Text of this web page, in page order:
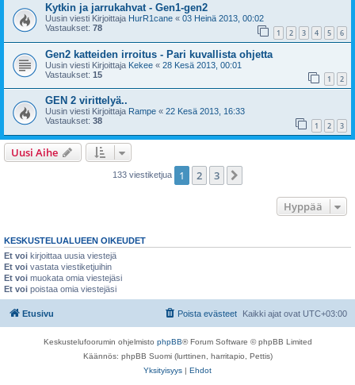
Kytkin ja jarrukahvat - Gen1-gen2
Uusin viesti Kirjoittaja HurR1cane « 03 Heinä 2013, 00:02
Vastaukset: 78 1 2 3 4 5 6
Gen2 katteiden irroitus - Pari kuvallista ohjetta
Uusin viesti Kirjoittaja Kekee « 28 Kesä 2013, 00:01
Vastaukset: 15 1 2
GEN 2 virittelyä..
Uusin viesti Kirjoittaja Rampe « 22 Kesä 2013, 16:33
Vastaukset: 38 1 2 3
Uusi Aihe
133 viestiketjua 1 2 3
Hyppää
KESKUSTELUALUEEN OIKEUDET
Et voi kirjoittaa uusia viestejä
Et voi vastata viestiketjuihin
Et voi muokata omia viestejäsi
Et voi poistaa omia viestejäsi
Etusivu Kaikki ajat ovat UTC+03:00
Poista evästeet
Keskustelufoorumin ohjelmisto phpBB® Forum Software © phpBB Limited
Käännös: phpBB Suomi (lurttinen, harritapio, Pettis)
Yksityisyys | Ehdot